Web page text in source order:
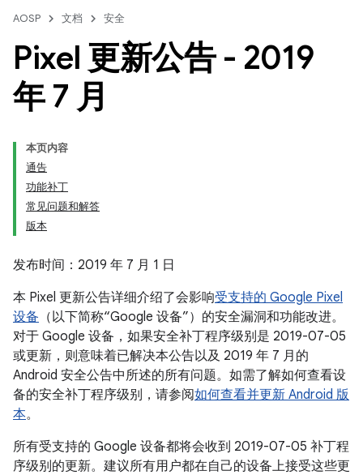
AOSP 文档 安全
Pixel 更新公告 - 2019
年 7 月
本页内容
通告
功能补丁
常见问题和解答
版本
发布时间：2019 年 7 月 1 日
本 Pixel 更新公告详细介绍了会影响受支持的 Google Pixel
设备 （以下简称“Google 设备”）的安全漏洞和功能改进。
对于 Google 设备，如果安全补丁程序级别是 2019-07-05
或更新，则意味着已解决本公告以及 2019 年 7 月的
Android 安全公告中所述的所有问题。如需了解如何查看设
备的安全补丁程序级别，请参阅如何查看并更新 Android 版
本。
所有受支持的 Google 设备都将会收到 2019-07-05 补丁程
序级别的更新。建议所有用户都在自己的设备上接受这些更